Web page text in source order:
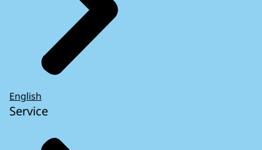
English
Service